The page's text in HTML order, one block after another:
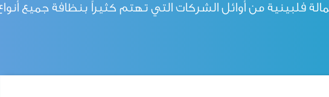
فلبينية من أوائل الشركات التي تهتم كثيراً بنظافة جميع أنواع